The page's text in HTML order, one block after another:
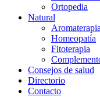
Ortopedia
Natural
Aromaterapia
Homeopatía
Fitoterapia
Consejos de salud
Directorio
Contacto